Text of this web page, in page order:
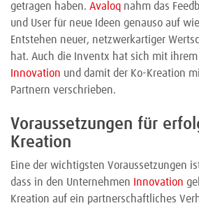
getragen haben. Avaloq nahm das
und User für neue Ideen genauso auf wie
Entstehen neuer, netzwerkartiger
hat. Auch die Inventx hat sich mit ihrem
Innovation und damit der Ko-Kreation
Partnern verschrieben.
Voraussetzungen für
Kreation
Eine der wichtigsten Voraussetzungen
dass in den Unternehmen
Innovation
Kreation auf ein partnerschaftliches